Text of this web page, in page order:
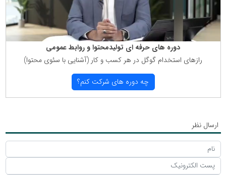
دوره های حرفه ای تولیدمحتوا و روابط عمومی
رازهای استخدام گوگل در هر كسب و كار (آشنایی با سئوی محتوا)
چه دوره های شركت كنم؟
ارسال نظر